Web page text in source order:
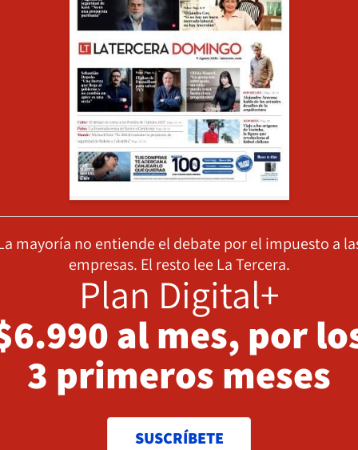
mayoría no entiende el debate por el impuesto a
empresas. El resto lee La Tercera.
Plan Digital+
al mes, por
3 primeros meses
SUSCRÍBETE